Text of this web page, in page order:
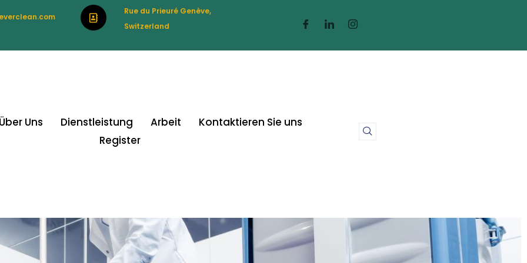
Rue du Prieuré Genève,
Switzerland
Über Uns Dienstleistung Arbeit
Kontaktieren Sie uns
Register